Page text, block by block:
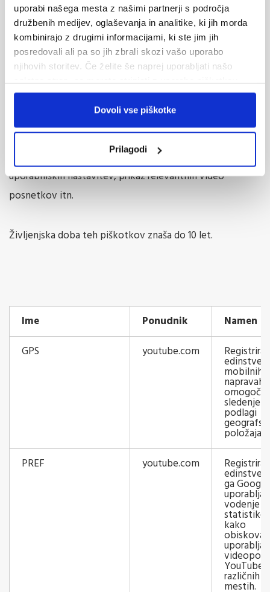
uporabi našega mesta z našimi partnerji s področja
družbenih medijev, oglaševanja in analitike, ki jih morda
kombinirajo z drugimi informacijami, ki ste jim jih
posredovali ali pa so jih zbrali skozi vašo uporabo
njihovih storitev. Če želite še naprej uporabljati našo
Dovoli vse piškotke
Prilagodi
>> Več
4. YouTube
Storitev YouTube uporabljamo za predvajanje video
posnetkov, piškotki pa se uporabljajo za beleženje
podatkov o ogledih, shranjevanje priljubljenih
uporabniških nastavitev, prikaz relevantnih video
posnetkov itn.
Življenjska doba teh piškotkov znaša do 10 let.
Ime Ponudnik
Namen
GPS
youtube.com Registrira
edinstven
mobilnih
napravah,
omogoči
sledenje
podlagi
položaja
PREF
youtube.com Registrira
ga Google
uporablja
vodenje
statistike
kako
uporablja
YouTube
različnih
mestih.